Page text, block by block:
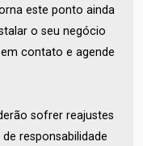
este ponto ainda
o seu negócio
contato e agende
sofrer reajustes
responsabilidade